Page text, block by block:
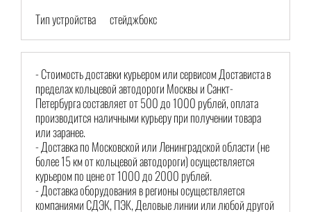
Тип устройства стейджбокс
- Стоимость доставки курьером или сервисом Достависта в
пределах кольцевой автодороги Москвы и Санкт-
Петербурга составляет от 500 до 1000 рублей, оплата
производится наличными курьеру при получении товара
или заранее.
- Доставка по Московской или Ленинградской области (не
более 15 км от кольцевой автодороги) осуществляется
курьером по цене от 1000 до 2000 рублей.
- Доставка оборудования в регионы осуществляется
компаниями СДЭК, ПЭК, Деловые линии или любой другой